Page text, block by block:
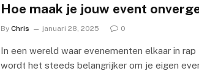
Hoe maak je jouw event
By Chris januari 28, 2025 0
In een wereld waar evenementen elkaar in rap
wordt het steeds belangrijker om je eigen